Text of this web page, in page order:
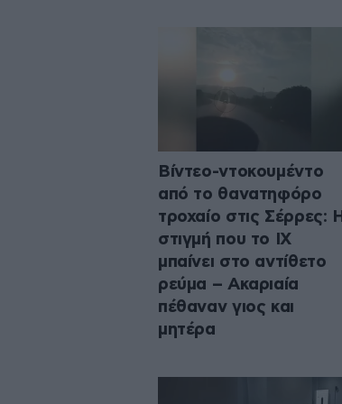
Βίντεο-ντοκουμέντο
από το θανατηφόρο
τροχαίο στις Σέρρες: Η
στιγμή που το ΙΧ
μπαίνει στο αντίθετο
ρεύμα – Ακαριαία
πέθαναν γιος και
μητέρα